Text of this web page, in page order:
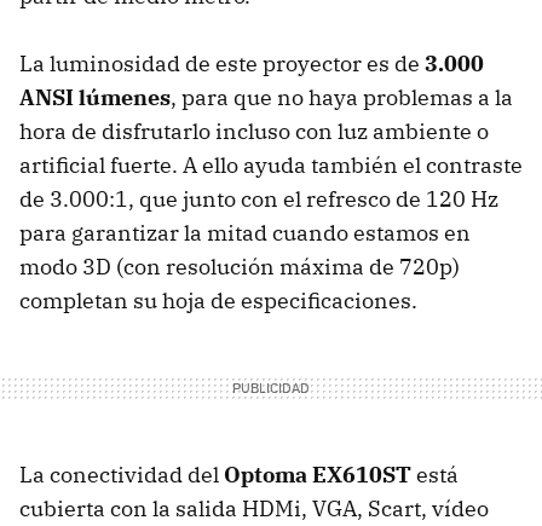
La luminosidad de este proyector es de 3.000
ANSI lúmenes, para que no haya problemas a la
hora de disfrutarlo incluso con luz ambiente o
artificial fuerte. A ello ayuda también el contraste
de 3.000:1, que junto con el refresco de 120 Hz
para garantizar la mitad cuando estamos en
modo 3D (con resolución máxima de 720p)
completan su hoja de especificaciones.
La conectividad del Optoma EX610STestá
cubierta con la salida HDMi, VGA, Scart, vídeo